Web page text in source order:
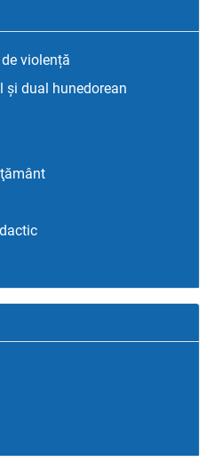
violență
dual hunedorean